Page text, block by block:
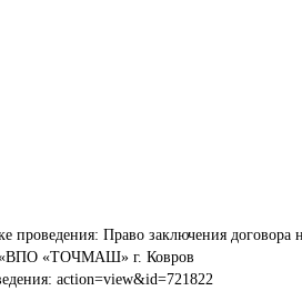
проведения: Право заключения договора
«ВПО «ТОЧМАШ» г. Ковров
action=view&id=721822